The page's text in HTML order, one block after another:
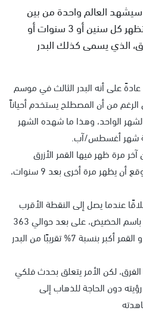
30 أغسطس/آب 2023، سيشهد العالم واحدة من بين
الظواهر الفلكية النادرة، التي تظهر كل سنين أو 3 سنوات أو
الذي يسمى كذلك البدر
عادةً على أنه البدر الثالث في موسم
الرغم من أن المصطلح يستخدم أحياناً
الواحد، وهذا ما شهده الشهر
شهر أغسطس/آب.
مرة ظهر فيها القمر الأزرق
العملاق كان سنة 2021، فيما يتوقع أن يظهر مرة أخرى بعد 9 سنوات،
عندما يصل إلى النقطة الأقرب
إلى الأرض في مداره، والمعروفة باسم الحضيض، على بعد حوالي 363
ألف كيلومتر من كوكبنا، حيث يبدو القمر أكبر بنسبة 7% تقريبًا من البدر
لكن الأمر يتعلق بحدث فلكي
دون الحاجة للذهاب إلى